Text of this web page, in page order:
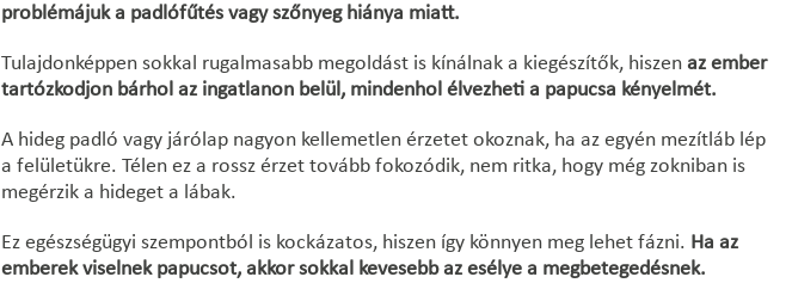
problémájuk a padlófűtés vagy szőnyeg hiánya miatt.
Tulajdonképpen sokkal rugalmasabb megoldást is kínálnak a kiegészítők, hiszen az ember
tartózkodjon bárhol az ingatlanon belül, mindenhol élvezheti a papucsa kényelmét.
A hideg padló vagy járólap nagyon kellemetlen érzetet okoznak, ha az egyén mezítláb lép
a felületükre. Télen ez a rossz érzet tovább fokozódik, nem ritka, hogy még zokniban is
megérzik a hideget a lábak.
Ez egészségügyi szempontból is kockázatos, hiszen így könnyen meg lehet fázni. Ha az
emberek viselnek papucsot, akkor sokkal kevesebb az esélye a megbetegedésnek.